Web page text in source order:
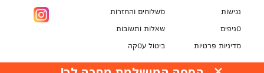
נגישות
סניפים
מדיניות פרטיות
משלוחים והחזרות
שאלות ותשובות
ביטול עסקה
תקנון מועדון לקוחות